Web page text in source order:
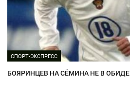
СПОРТ-ЭКСПРЕСС
БОЯРИНЦЕВ НА СЁМИНА НЕ В ОБИДЕ